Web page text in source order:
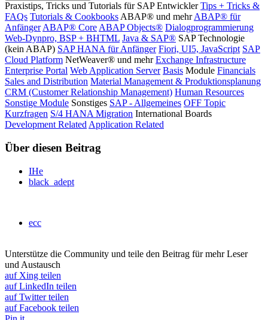
Praxistips, Tricks und Tutorials für SAP Entwickler Tips + Tricks &
FAQs Tutorials & Cookbooks ABAP® und mehr ABAP® für
Anfänger ABAP® Core ABAP Objects® Dialogprogrammierung
Web-Dynpro, BSP + BHTML Java & SAP® SAP Technologie
(kein ABAP) SAP HANA für Anfänger Fiori, UI5, JavaScript SAP
Cloud Platform NetWeaver® und mehr Exchange Infrastructure
Enterprise Portal Web Application Server Basis Module Financials
Sales and Distribution Material Management & Produktionsplanung
CRM (Customer Relationship Management) Human Resources
Sonstige Module Sonstiges SAP - Allgemeines OFF Topic
Kurzfragen S/4 HANA Migration International Boards
Development Related Application Related
Über diesen Beitrag
IHe
black_adept
ecc
Unterstütze die Community und teile den Beitrag für mehr Leser
und Austausch
auf Xing teilen
auf LinkedIn teilen
auf Twitter teilen
auf Facebook teilen